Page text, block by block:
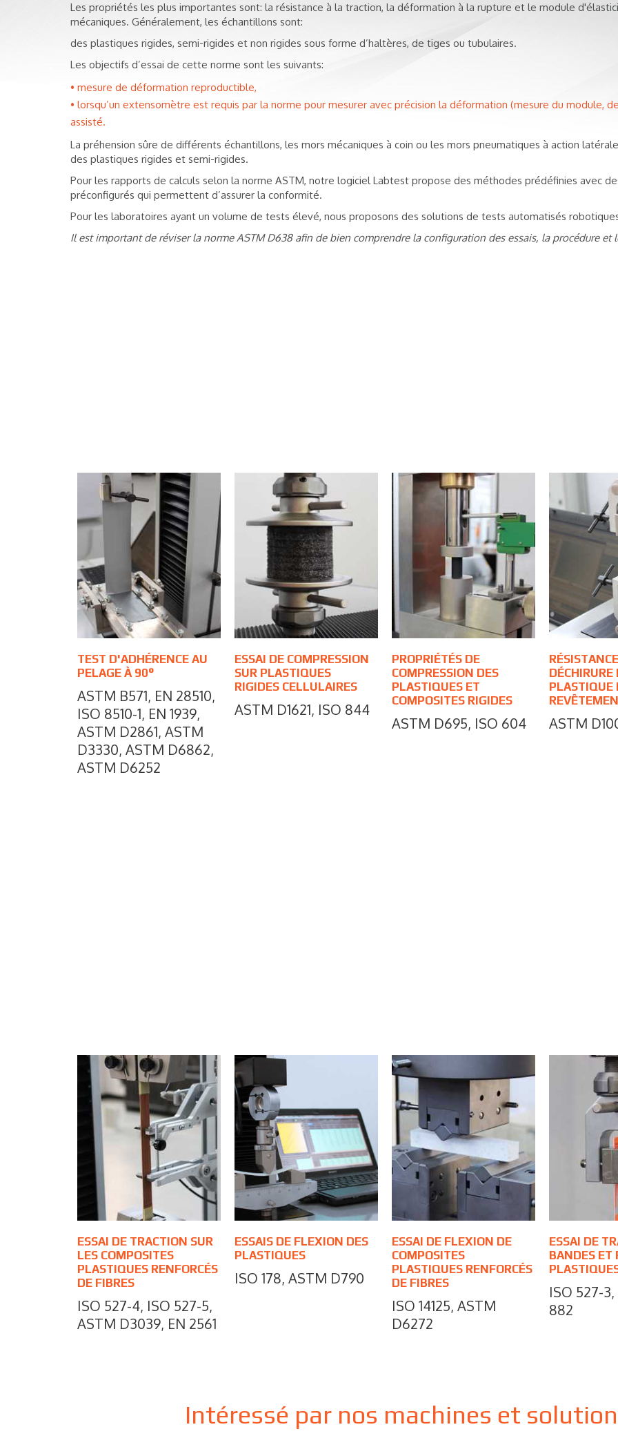
Les propriétés les plus importantes sont: la résistance à la traction, la déformation à la rupture et le module
mécaniques. Généralement, les échantillons sont:
des plastiques rigides, semi-rigides et non rigides sous forme d’haltères, de tiges ou tubulaires.
Les objectifs d’essai de cette norme sont les suivants:
mesure de déformation reproductible,
lorsqu’un extensomètre est requis par la norme pour mesurer avec précision la déformation (mesure du module,
assisté.
La préhension sûre de différents échantillons, les mors mécaniques à coin ou les mors pneumatiques à action
des plastiques rigides et semi-rigides.
Pour les rapports de calculs selon la norme ASTM, notre logiciel Labtest propose des méthodes prédéfinies avec
préconfigurés qui permettent d’assurer la conformité.
Pour les laboratoires ayant un volume de tests élevé, nous proposons des solutions de tests automatisés
Il est important de réviser la norme ASTM D638 afin de bien comprendre la configuration des essais, la procédure et
TEST D'ADHÉRENCE AU
PELAGE À 90°
ASTM B571, EN 28510,
ISO 8510-1, EN 1939,
ASTM D2861, ASTM
D3330, ASTM D6862,
ASTM D6252
ESSAI DE COMPRESSION
SUR PLASTIQUES
RIGIDES CELLULAIRES
ASTM D1621, ISO 844
PROPRIÉTÉS DE
COMPRESSION DES
PLASTIQUES ET
COMPOSITES RIGIDES
ASTM D695, ISO 604
PLASTIQUE
ASTM
ESSAI DE TRACTION SUR
LES COMPOSITES
PLASTIQUES RENFORCÉS
DE FIBRES
ISO 527-4, ISO 527-5,
ASTM D3039, EN 2561
ESSAIS DE FLEXION DES
PLASTIQUES
ISO 178, ASTM D790
ESSAI DE FLEXION DE
COMPOSITES
PLASTIQUES RENFORCÉS
DE FIBRES
ISO 14125, ASTM
D6272
ESSAI DE
BANDES ET
ISO 527-
882
Intéressé par nos machines et